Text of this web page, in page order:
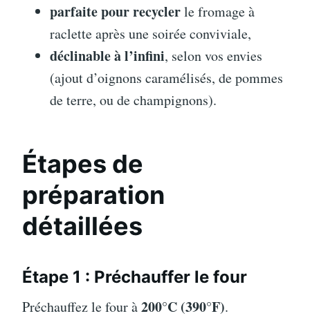
parfaite pour recyclerle fromage à
raclette après une soirée conviviale,
déclinable à l’infini, selon vos envies
(ajout d’oignons caramélisés, de pommes
de terre, ou de champignons).
Étapes de
préparation
détaillées
Étape 1 : Préchauffer le four
Préchauffez le four à200°C (390°F).